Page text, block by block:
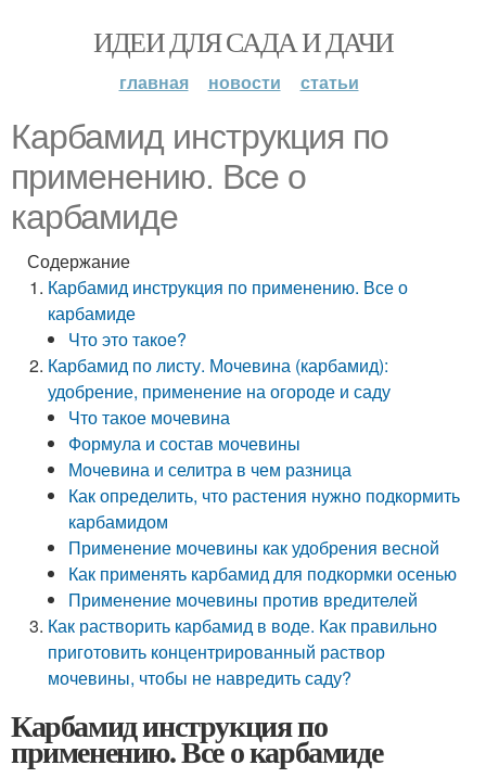
ИДЕИ ДЛЯ САДА И ДАЧИ
главная новости статьи
Карбамид инструкция по
применению. Все о
карбамиде
Содержание
Карбамид инструкция по применению. Все о
карбамиде
Что это такое?
Карбамид по листу. Мочевина (карбамид):
удобрение, применение на огороде и саду
Что такое мочевина
Формула и состав мочевины
Мочевина и селитра в чем разница
Как определить, что растения нужно подкормить
карбамидом
Применение мочевины как удобрения весной
Как применять карбамид для подкормки осенью
Применение мочевины против вредителей
Как растворить карбамид в воде. Как правильно
приготовить концентрированный раствор
мочевины, чтобы не навредить саду?
Карбамид инструкция по
применению. Все о карбамиде